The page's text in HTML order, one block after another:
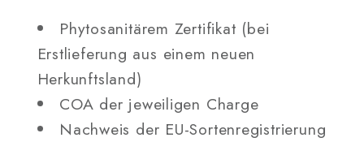
Phytosanitärem Zertifikat (bei
Erstlieferung aus einem neuen
Herkunftsland)
COA der jeweiligen Charge
Nachweis der EU-Sortenregistrierung